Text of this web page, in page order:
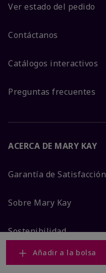
Añadir a la bolsa
Ver estado del pedido
Contáctanos
Catálogos interactivos
Preguntas frecuentes
ACERCA DE MARY KAY
Garantía de Satisfacción
Sobre Mary Kay
Sostenibilidad
Promesa De Producto